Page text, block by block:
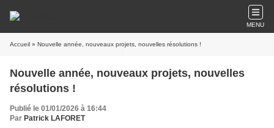
MENU
Accueil » Nouvelle année, nouveaux projets, nouvelles résolutions !
Nouvelle année, nouveaux projets, nouvelles
résolutions !
Publié le 01/01/2026 à 16:44
Par Patrick LAFORET